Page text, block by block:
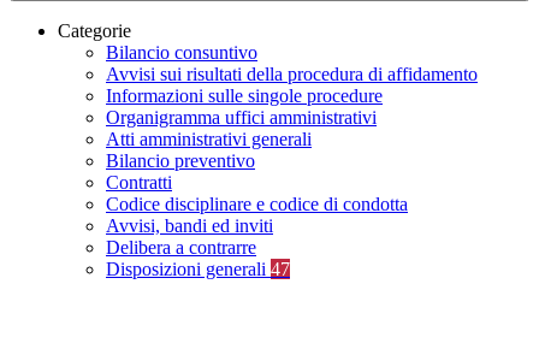
Categorie
Bilancio consuntivo
Avvisi sui risultati della procedura di affidamento
Informazioni sulle singole procedure
Organigramma uffici amministrativi
Atti amministrativi generali
Bilancio preventivo
Contratti
Codice disciplinare e codice di condotta
Avvisi, bandi ed inviti
Delibera a contrarre
Disposizioni generali 47